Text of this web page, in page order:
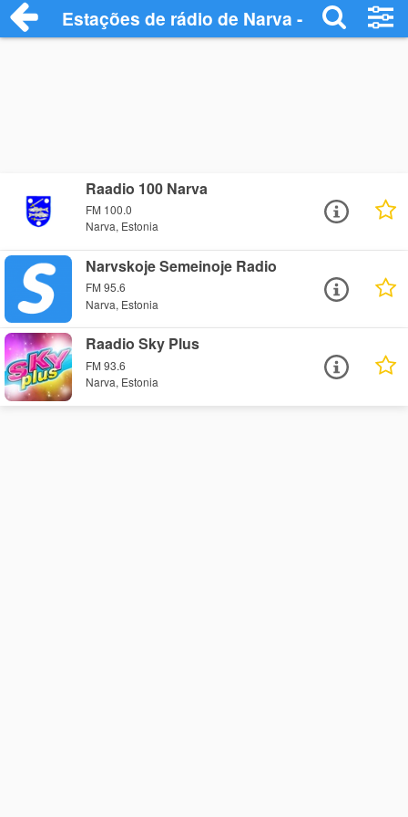
Estações de rádio de Narva - Ouça
Raadio 100 Narva
FM 100.0
Narva, Estonia
Narvskoje Semeinoje Radio
FM 95.6
Narva, Estonia
Raadio Sky Plus
FM 93.6
Narva, Estonia